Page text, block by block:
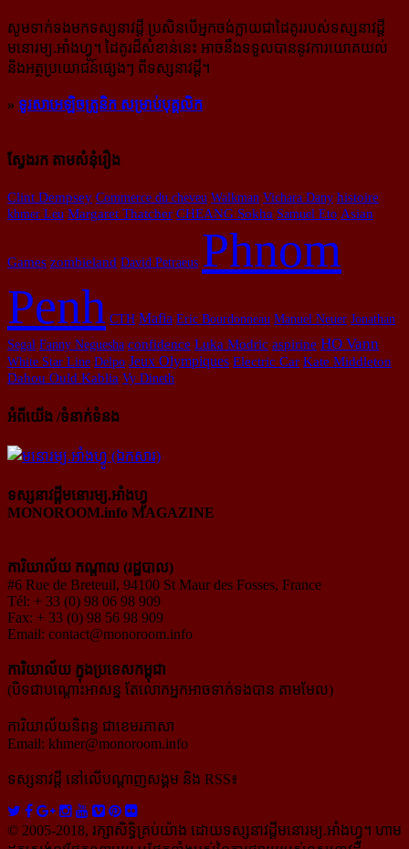
សូម​ទាក់ទង​មក​ទស្សនាវដ្ដី ប្រសិន​បើ​អ្នក​ចង់​ក្លាយ​ជា​ដៃគូរ​របស់​ទស្សនាវដ្ដី​
មនោរម្យ.អាំងហ្វូ។ ដៃ​គូរ​ដ៏​សំខាន់​នេះ អាច​នឹង​ទទួល​បាន​នូវ​ការ​យោគយល់
និង​អត្ថ​ប្រយោជន៍​ផ្សេងៗ ពីទស្សនាវដ្ដី។
» ទូរសាអេឡិចត្រូនិក សម្រាប់បុគ្គលិក
ស្វែងរក តាមសំនុំរឿង
Clint Dempsey Commerce du cheveu Walkman Vichara Dany histoire
khmer Leu Margaret Thatcher CHEANG Sokha Samuel Eto Asian
Games zombieland David Petraeus Phnom
Penh CTH Mafia Eric Bourdonneau Manuel Neuer Jonathan
Segal Fanny Neguesha confidence Luka Modric aspirine HO Vann
White Star Line Delpo Jeux Olympiques Electric Car Kate Middleton
Dahou Ould Kablia Vy Dineth
អំពីយើង /ទំនាក់ទំនង
ទស្សនាវដ្ដីមនោរម្យ.អាំងហ្វូ
MONOROOM.info MAGAZINE
ការិយាល័យ កណ្ដាល (រដ្ឋបាល)
#6 Rue de Breteuil, 94100 St Maur des Fosses, France
Tél: + 33 (0) 98 06 98 909
Fax: + 33 (0) 98 56 98 909
Email: contact@monoroom.info
ការិយាល័យ ក្នុង​ប្រទេស​កម្ពុជា
(បិទជាបណ្ដោះអាសន្ន តែលោកអ្នកអាចទាក់ទងបាន តាមមែល)
ការិយាល័យនិពន្ធ ជាខេមរភាសា
Email: khmer@monoroom.info
ទស្សនាវដ្ដី​ នៅលើបណ្ដាញសង្គម និង RSS៖
© 2005-2018, រក្សាសិទ្ធិគ្រប់យ៉ាង ដោយទស្សនាវដ្ដី​មនោរម្យ.អាំងហ្វូ។ ហាម​